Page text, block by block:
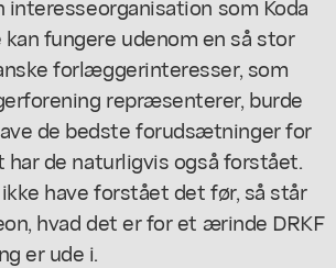
fungere udenom en så stor
forlæggerinteresser, som
repræsenterer, burde
de bedste forudsætninger for
har de naturligvis også forstået.
have forstået det før, så står
hvad det er for et ærinde DRKF
er ude i.